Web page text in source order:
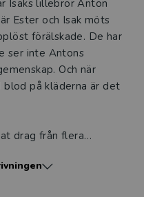
Isaks lillebror Anton
Ester och Isak möts
förälskade. De har
ser inte Antons
Och när
på kläderna är det
drag från flera
och om våld.